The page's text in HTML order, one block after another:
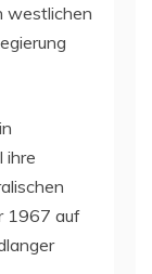
westlichen
ihre
1967 auf